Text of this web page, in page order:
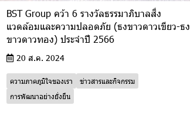
BST Group คว้า 6 รางวัลธรรมาภิบาลสิ่ง
แวดล้อมและความปลอดภัย (ธงขาวดาวเขียว-ธง
ขาวดาวทอง) ประจำปี 2566
20 ส.ค. 2024
ความภาคภูมิใจของเรา
ข่าวสารและกิจกรรม
การพัฒนาอย่างยั่งยืน